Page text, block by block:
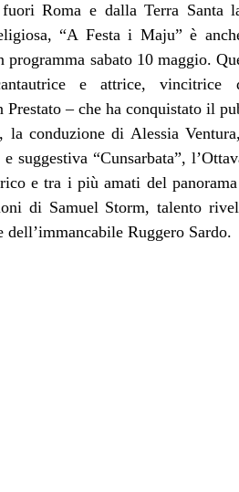
Roma e dalla Terra Santa
“A Festa i Maju” è
sabato 10 maggio.
e attrice, vincitrice
– che ha conquistato il
la conduzione di Alessia
“Cunsarbata”,
e tra i più amati del
di Samuel Storm, talento
Ruggero Sardo.